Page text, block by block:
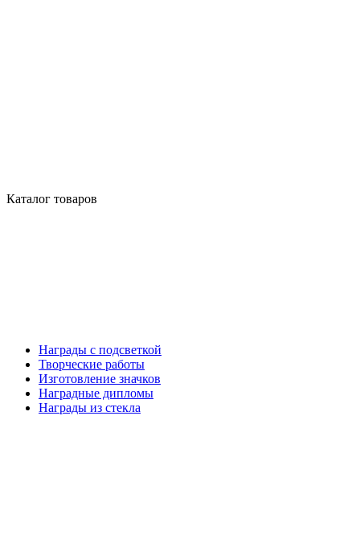
Каталог товаров
Награды с подсветкой
Творческие работы
Изготовление значков
Наградные дипломы
Награды из стекла